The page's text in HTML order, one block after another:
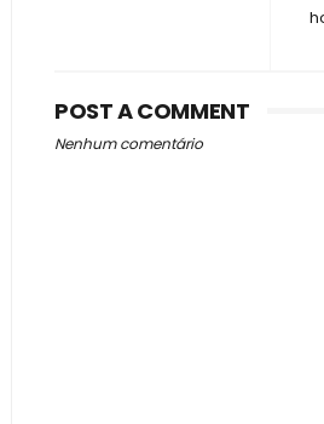
POST A COMMENT
Nenhum comentário